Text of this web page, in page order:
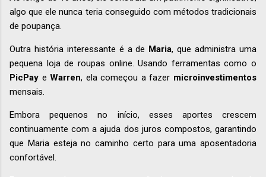
algo que ele nunca teria conseguido com métodos tradicionais
de poupança.
Outra história interessante é a de Maria, que administra uma
pequena loja de roupas online. Usando ferramentas como o
PicPay eWarren, ela começou a fazer microinvestimentos
mensais.
Embora pequenos no início, esses aportes crescem
continuamente com a ajuda dos juros compostos, garantindo
que Maria esteja no caminho certo para uma aposentadoria
confortável.